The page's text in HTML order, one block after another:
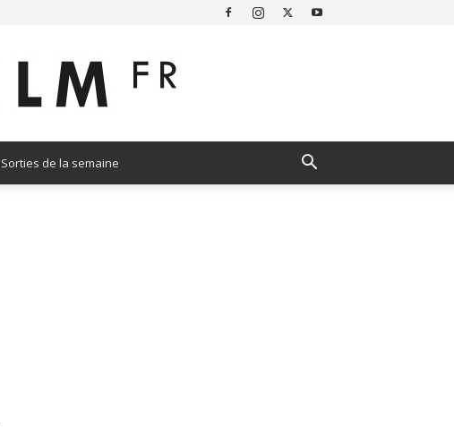
Sorties de la semaine